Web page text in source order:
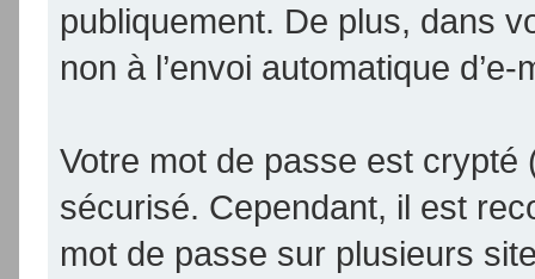
publiquement. De plus, dans
non à l’envoi automatique
Votre mot de passe est crypté
sécurisé. Cependant, il est
mot de passe sur plusieurs